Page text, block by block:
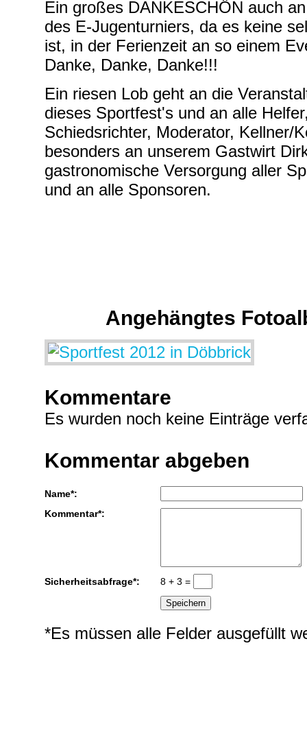
Ein großes DANKESCHÖN auch
des E-Jugenturniers, da es keine
ist, in der Ferienzeit an so einem
Danke, Danke, Danke!!!
Ein riesen Lob geht an die
dieses Sportfest's und an alle
Schiedsrichter, Moderator, Kellner/
besonders an unserem Gastwirt
gastronomische Versorgung aller
und an alle Sponsoren.
Angehängtes
Kommentare
Es wurden noch keine Einträge
Kommentar abgeben
Name*:
Kommentar*:
Sicherheitsabfrage*: 8 + 3 =
*Es müssen alle Felder ausgefüllt